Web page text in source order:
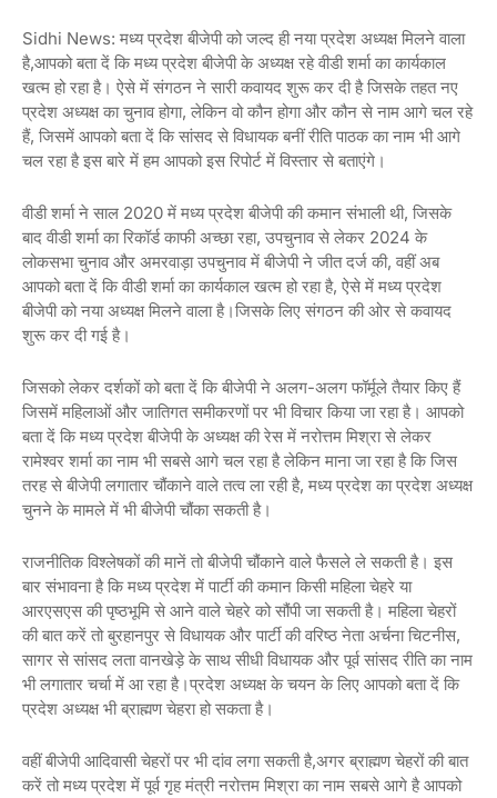
Sidhi News: मध्य प्रदेश बीजेपी को जल्द ही नया प्रदेश अध्यक्ष मिलने वाला
है,आपको बता दें कि मध्य प्रदेश बीजेपी के अध्यक्ष रहे वीडी शर्मा का कार्यकाल
खत्म हो रहा है। ऐसे में संगठन ने सारी कवायद शुरू कर दी है जिसके तहत नए
प्रदेश अध्यक्ष का चुनाव होगा, लेकिन वो कौन होगा और कौन से नाम आगे चल रहे
हैं, जिसमें आपको बता दें कि सांसद से विधायक बनीं रीति पाठक का नाम भी आगे
चल रहा है इस बारे में हम आपको इस रिपोर्ट में विस्तार से बताएंगे।
वीडी शर्मा ने साल 2020 में मध्य प्रदेश बीजेपी की कमान संभाली थी, जिसके
बाद वीडी शर्मा का रिकॉर्ड काफी अच्छा रहा, उपचुनाव से लेकर 2024 के
लोकसभा चुनाव और अमरवाड़ा उपचुनाव में बीजेपी ने जीत दर्ज की, वहीं अब
आपको बता दें कि वीडी शर्मा का कार्यकाल खत्म हो रहा है, ऐसे में मध्य प्रदेश
बीजेपी को नया अध्यक्ष मिलने वाला है।जिसके लिए संगठन की ओर से कवायद
शुरू कर दी गई है।
जिसको लेकर दर्शकों को बता दें कि बीजेपी ने अलग-अलग फॉर्मूले तैयार किए हैं
जिसमें महिलाओं और जातिगत समीकरणों पर भी विचार किया जा रहा है। आपको
बता दें कि मध्य प्रदेश बीजेपी के अध्यक्ष की रेस में नरोत्तम मिश्रा से लेकर
रामेश्वर शर्मा का नाम भी सबसे आगे चल रहा है लेकिन माना जा रहा है कि जिस
तरह से बीजेपी लगातार चौंकाने वाले तत्व ला रही है, मध्य प्रदेश का प्रदेश अध्यक्ष
चुनने के मामले में भी बीजेपी चौंका सकती है।
राजनीतिक विश्लेषकों की मानें तो बीजेपी चौंकाने वाले फैसले ले सकती है। इस
बार संभावना है कि मध्य प्रदेश में पार्टी की कमान किसी महिला चेहरे या
आरएसएस की पृष्ठभूमि से आने वाले चेहरे को सौंपी जा सकती है। महिला चेहरों
की बात करें तो बुरहानपुर से विधायक और पार्टी की वरिष्ठ नेता अर्चना चिटनीस,
सागर से सांसद लता वानखेड़े के साथ सीधी विधायक और पूर्व सांसद रीति का नाम
भी लगातार चर्चा में आ रहा है।प्रदेश अध्यक्ष के चयन के लिए आपको बता दें कि
प्रदेश अध्यक्ष भी ब्राह्मण चेहरा हो सकता है।
वहीं बीजेपी आदिवासी चेहरों पर भी दांव लगा सकती है,अगर ब्राह्मण चेहरों की बात
करें तो मध्य प्रदेश में पूर्व गृह मंत्री नरोत्तम मिश्रा का नाम सबसे आगे है आपको